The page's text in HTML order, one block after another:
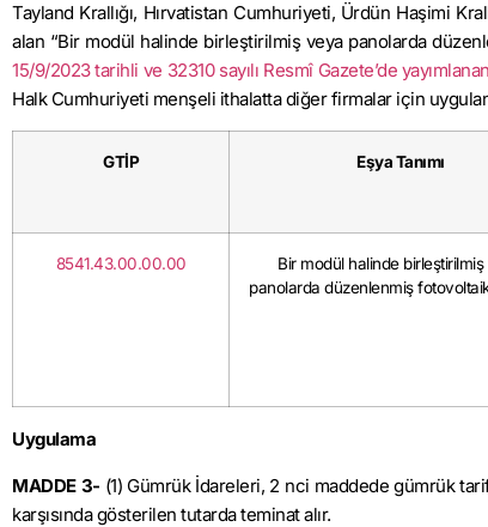
Tayland Krallığı, Hırvatistan Cumhuriyeti, Ürdün Haşimi
alan “Bir modül halinde birleştirilmiş veya panolarda
15/9/2023 tarihli ve 32310 sayılı Resmî Gazete’de
Halk Cumhuriyeti menşeli ithalatta diğer firmalar için
GTİP Eşya Tanımı
8541.43.00.00.00
Bir modül halinde
panolarda düzenlenmiş
Uygulama
MADDE 3- (1) Gümrük İdareleri, 2 nci maddede gümrük
karşısında gösterilen tutarda teminat alır.